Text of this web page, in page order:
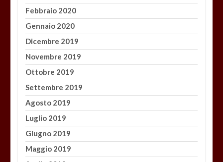
Febbraio 2020
Gennaio 2020
Dicembre 2019
Novembre 2019
Ottobre 2019
Settembre 2019
Agosto 2019
Luglio 2019
Giugno 2019
Maggio 2019